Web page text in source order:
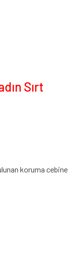
Sırt
koruma cebine